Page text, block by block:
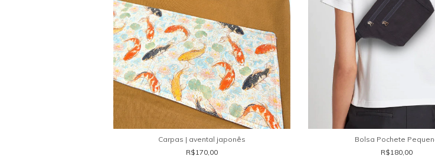
Carpas | avental japonês
R$170,00
Bolsa Pochete
R$180,00